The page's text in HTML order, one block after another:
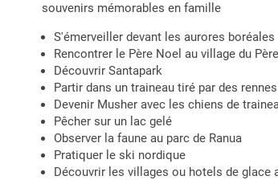
souvenirs mémorables en famille
S'émerveiller devant les aurores boréales
Rencontrer le Père Noel au village du
Découvrir Santapark
Partir dans un traineau tiré par des rennes
Devenir Musher avec les chiens de
Pêcher sur un lac gelé
Observer la faune au parc de Ranua
Pratiquer le ski nordique
Découvrir les villages ou hotels de glace